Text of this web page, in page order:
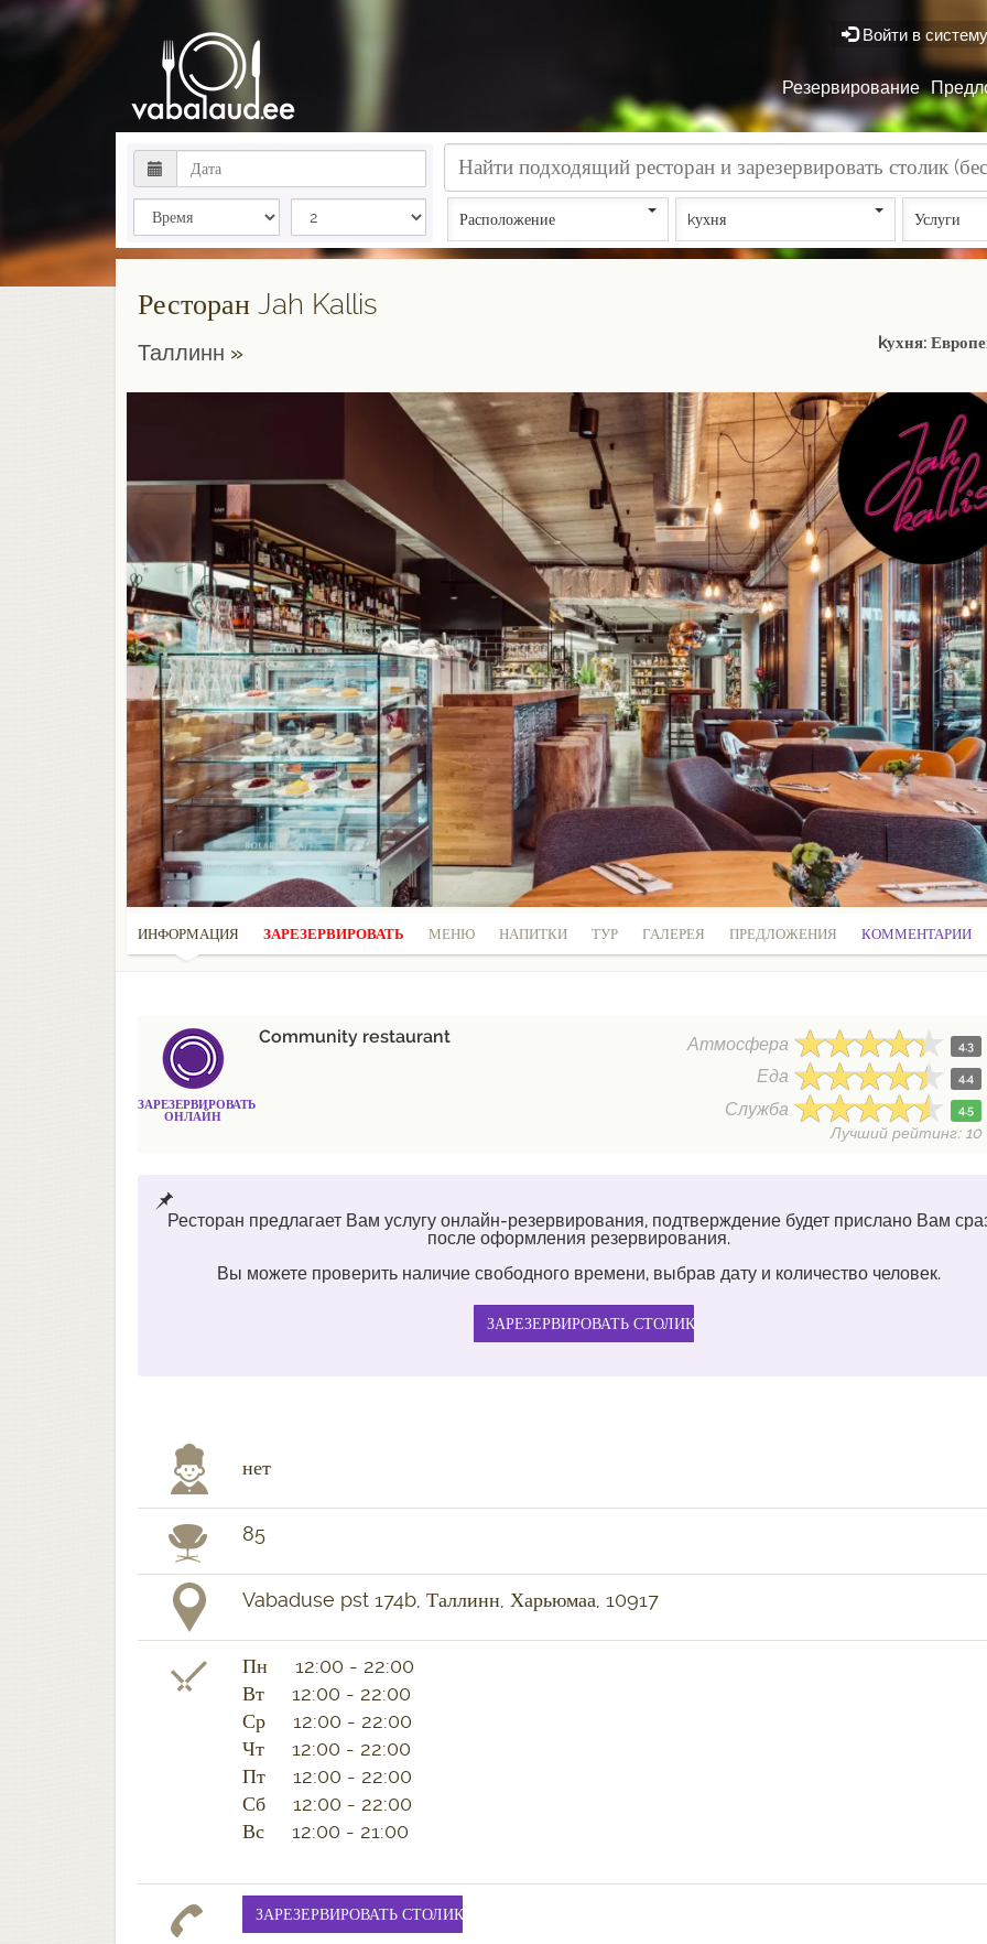
Резервирование
Войти в
Расположение kухня Услуги
Ресторан Jah Kallis
Таллинн » kухня:
ИНФОРМАЦИЯ ЗАРЕЗЕРВИРОВАТЬ МЕНЮ НАПИТКИ ТУР ГАЛЕРЕЯ ПРЕДЛОЖЕНИЯ КОММЕНТАРИИ
ЗАРЕЗЕРВИРОВАТЬ
ОНЛАЙН
Community restaurant Атмосфера 4.3
Еда 4.4
Служба 4.5
Лучший рейтинг: 10
Ресторан предлагает Вам услугу онлайн-резервирования, подтверждение будет прислано Вам
после оформления резервирования.
Вы можете проверить наличие свободного времени, выбрав дату и количество человек.
нет
85
Vabaduse pst 174b, Таллинн, Харьюмаа, 10917
Пн 12:00 - 22:00
Вт 12:00 - 22:00
Ср 12:00 - 22:00
Чт 12:00 - 22:00
Пт 12:00 - 22:00
Сб 12:00 - 22:00
Вс 12:00 - 21:00